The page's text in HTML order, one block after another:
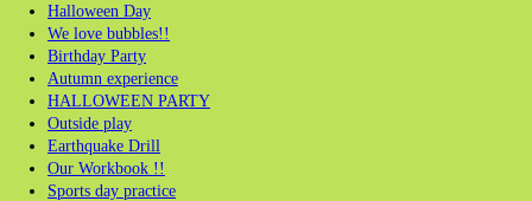
Halloween Day
We love bubbles!!
Birthday Party
Autumn experience
HALLOWEEN PARTY
Outside play
Earthquake Drill
Our Workbook !!
Sports day practice